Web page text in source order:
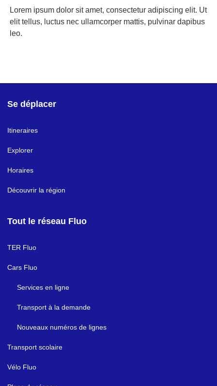
Lorem ipsum dolor sit amet, consectetur adipiscing elit. Ut
elit tellus, luctus nec ullamcorper mattis, pulvinar dapibus
leo.
Se déplacer
Itineraires
Explorer
Horaires
Découvrir la région
Tout le réseau Fluo
TER Fluo
Cars Fluo
Services en ligne
Transport à la demande
Nouveaux numéros de lignes
Transport scolaire
Vélo Fluo